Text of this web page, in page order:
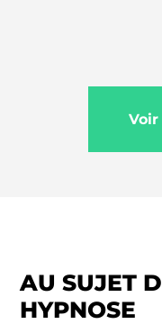
AU SUJET
HYPNOSE